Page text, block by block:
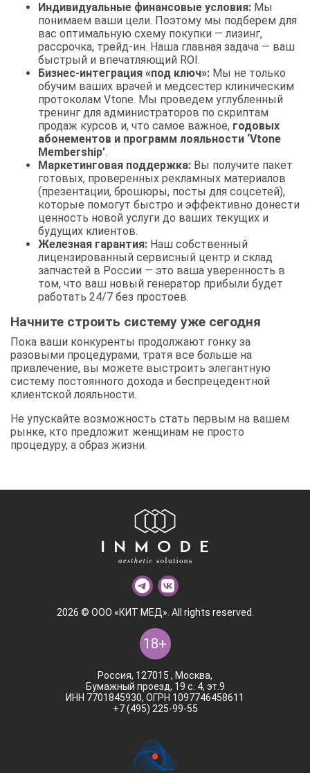
Индивидуальные финансовые условия: Мы
понимаем ваши цели. Поэтому мы подберем для
вас оптимальную схему покупки — лизинг,
рассрочка, трейд-ин. Наша главная задача — ваш
быстрый и впечатляющий ROI.
Бизнес-интеграция «под ключ»: Мы не только
обучим ваших врачей и медсестер клиническим
протоколам Vtone. Мы проведем углубленный
тренинг для администраторов по скриптам
продаж курсов и, что самое важное, годовых
абонементов и программ лояльности ‘Vtone
Membership’.
Маркетинговая поддержка: Вы получите пакет
готовых, проверенных рекламных материалов
(презентации, брошюры, посты для соцсетей),
которые помогут быстро и эффективно донести
ценность новой услуги до ваших текущих и
будущих клиентов.
Железная гарантия: Наш собственный
лицензированный сервисный центр и склад
запчастей в России — это ваша уверенность в
том, что ваш новый генератор прибыли будет
работать 24/7 без простоев.
Начните строить систему уже сегодня
Пока ваши конкуренты продолжают гонку за
разовыми процедурами, тратя все больше на
привлечение, вы можете выстроить элегантную
систему постоянного дохода и беспрецедентной
клиентской лояльности.
Не упускайте возможность стать первым на вашем
рынке, кто предложит женщинам не просто
процедуру, а образ жизни.
2026 © ООО «КИТ МЕД». All rights reserved.
18+
Россия, 127015 , Москва,
Бумажный проезд, 19 с. 4, эт.9
ИНН 7701845930, ОГРН 1097746458611
+7 (495) 225-99-55